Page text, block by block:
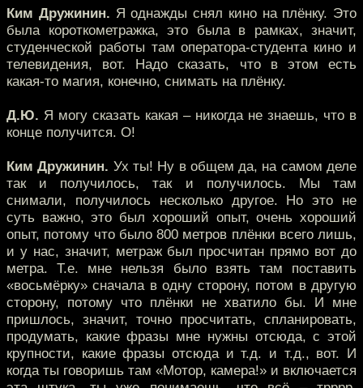
Ким Дружинин. Я однажды снял кино на плёнку. Это
была короткометражка, это была в рамках, значит,
студенческой работы там оператора-студента кино и
телевидения, вот. Надо сказать, что в этом есть
какая-то магия, конечно, снимать на плёнку.
Д.Ю. Я могу сказать какая – никогда не знаешь, что в
конце получится. О!
Ким Дружинин. Ух ты! Ну в общем да, на самом деле
так и получилось, так и получилось. Мы там
снимали, получилось несколько другое. Но это не
суть важно, это был хороший опыт, очень хороший
опыт, потому что было 800 метров плёнки всего лишь,
и у нас, значит, метраж был просчитан прямо вот до
метра. Т.е. мне нельзя было взять там поставить
«восьмёрку» сначала в одну сторону, потом в другую
сторону, потому что плёнки не хватило бы. И мне
пришлось, значит, точно просчитать, спланировать,
продумать, какие фразы мне нужны отсюда, с этой
крупности, какие фразы отсюда и т.д. и т.д., вот. И
когда ты говоришь там «Мотор, камера!» и включается